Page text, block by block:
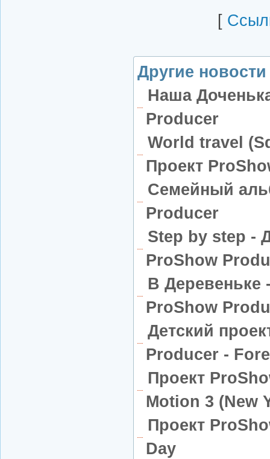
[
Другие
Наша
Producer
World travel
Проект
Семейный
Producer
Step by step -
ProShow
В Деревеньке
ProShow
Детский
Producer -
Проект
Motion 3 (New
Проект
Day